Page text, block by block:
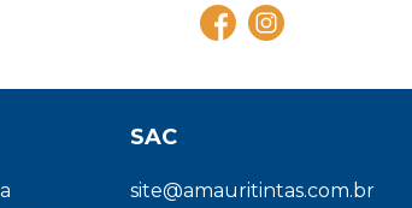
SAC
site@amauritintas.com.br